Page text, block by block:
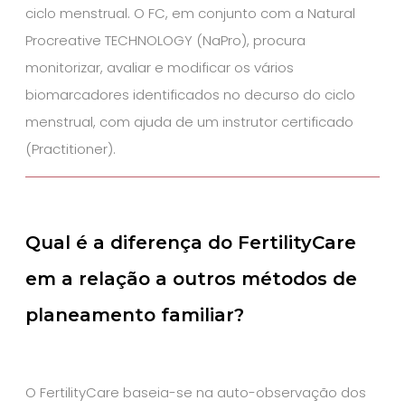
ciclo menstrual. O FC, em conjunto com a Natural
Procreative TECHNOLOGY (NaPro), procura
monitorizar, avaliar e modificar os vários
biomarcadores identificados no decurso do ciclo
menstrual, com ajuda de um instrutor certificado
(Practitioner).
Qual é a diferença do FertilityCare
em a relação a outros métodos de
planeamento familiar?
O FertilityCare baseia-se na auto-observação dos